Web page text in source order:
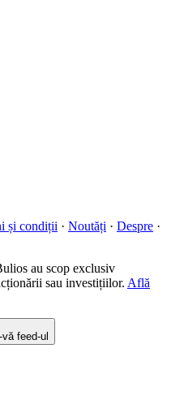
și condiții · Noutăți · Despre ·
au scop exclusiv
sau investițiilor. Află
feed-ul